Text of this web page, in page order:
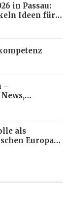
in Passau:
Ideen für
–
Akademie
als
Europa